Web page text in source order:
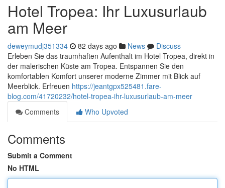
Hotel Tropea: Ihr Luxusurlaub
am Meer
deweymudj351334 82 days ago News
Discuss
Erleben Sie das traumhaften Aufenthalt im Hotel Tropea, direkt in
der malerischen Küste am Tropea. Entspannen Sie den
komfortablen Komfort unserer moderne Zimmer mit Blick auf
Meerblick. Erfreuen https://jeantgpx525481.fare-
blog.com/41720232/hotel-tropea-ihr-luxusurlaub-am-meer
Comments
Who Upvoted
Comments
Submit a Comment
No HTML